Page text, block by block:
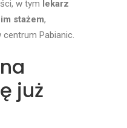
w tym lekarz
stażem,
Pabianic.
już